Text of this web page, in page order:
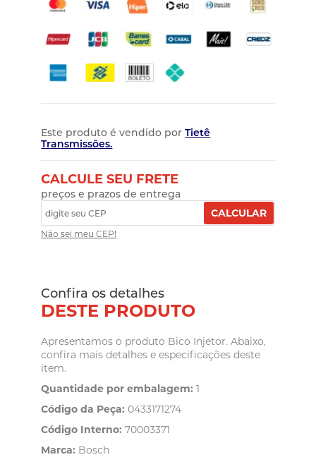
Este produto é vendido porTietê
Transmissões.
CALCULE SEU FRETE
preços e prazos de entrega
CALCULAR
Não sei meu CEP!
Confira os detalhes
DESTE PRODUTO
Apresentamos o produto Bico Injetor. Abaixo,
confira mais detalhes e especificações deste
item.
Quantidade por embalagem: 1
Código da Peça: 0433171274
Código Interno: 70003371
Marca: Bosch